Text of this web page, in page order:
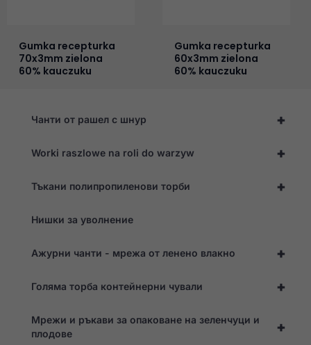
+
Чанти от рашел с шнур
+
Worki raszlowe na roli do warzyw
+
Тъкани полипропиленови торби
Нишки за уволнение
+
Ажурни чанти - мрежа от ленено влакно
+
Голяма торба контейнерни чували
+
Мрежи и ръкави за опаковане на зеленчуци и
плодове
Gumka recepturka
70x3mm zielona
60% kauczuku
Gumka recepturka
60x3mm zielona
60% kauczuku